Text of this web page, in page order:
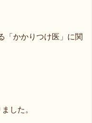
「かかりつけ医」に関
した。